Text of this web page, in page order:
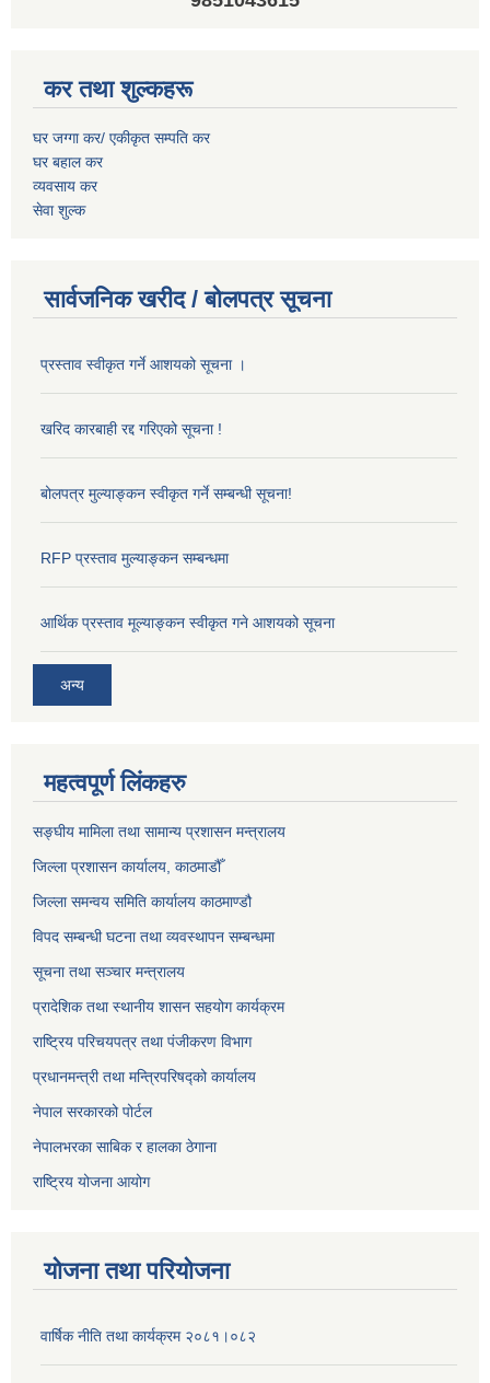
कर तथा शुल्कहरू
घर जग्गा कर/ एकीकृत सम्पति कर
घर बहाल कर
व्यवसाय कर
सेवा शुल्क
सार्वजनिक खरीद / बोलपत्र सूचना
प्रस्ताव स्वीकृत गर्ने आशयको सूचना ।
खरिद कारबाही रद्द गरिएको सूचना !
बोलपत्र मुल्याङ्कन स्वीकृत गर्ने सम्बन्धी सूचना!
RFP प्रस्ताव मुल्याङ्कन सम्बन्धमा
आर्थिक प्रस्ताव मूल्याङ्कन स्वीकृत गने आशयको सूचना
अन्य
महत्वपूर्ण लिंकहरु
सङ्‍घीय मामिला तथा सामान्य प्रशासन मन्त्रालय
जिल्ला प्रशासन कार्यालय, काठमाडौँ
जिल्ला समन्वय समिति कार्यालय काठमाण्ड‌ौ
विपद सम्बन्धी घटना तथा व्यवस्थापन सम्बन्धमा
सूचना तथा सञ्चार मन्त्रालय
प्रादेशिक तथा स्थानीय शासन सहयोग कार्यक्रम
राष्ट्रिय परिचयपत्र तथा पंजीकरण विभाग
प्रधानमन्त्री तथा मन्त्रिपरिषद्को कार्यालय
नेपाल सरकारको पोर्टल
नेपालभरका साबिक र हालका ठेगाना
राष्ट्रिय योजना आयोग
योजना तथा परियोजना
वार्षिक नीति तथा कार्यक्रम २०८१।०८२